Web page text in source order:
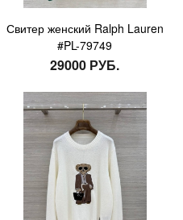
Свитер женский Ralph Lauren
#PL-79749
29000 РУБ.